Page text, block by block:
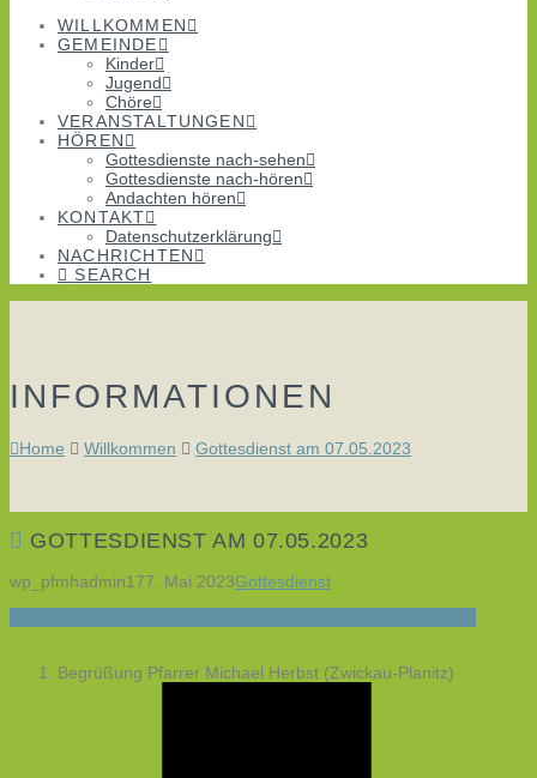
WILLKOMMEN
GEMEINDE
Kinder
Jugend
Chöre
VERANSTALTUNGEN
HÖREN
Gottesdienste nach-sehen
Gottesdienste nach-hören
Andachten hören
KONTAKT
Datenschutzerklärung
NACHRICHTEN
SEARCH
INFORMATIONEN
Home Willkommen Gottesdienst am 07.05.2023
GOTTESDIENST AM 07.05.2023
wp_pfmhadmin177. Mai 2023Gottesdienst
Begrüßung Pfarrer Michael Herbst (Zwickau-Planitz)